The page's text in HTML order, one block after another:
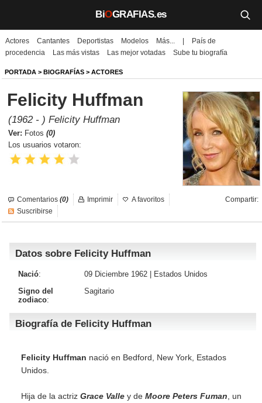
BiOGRAFIAS.es
Biografías
Películas
TV
Música
Un día como hoy
Galerías
Iniciar sesión
Actores Cantantes Deportistas Modelos Más...
País de
procedencia
Las más vistas Las mejor votadas Sube tu biografía
PORTADA > BIOGRAFÍAS > ACTORES
Felicity Huffman
(1962 - ) Felicity Huffman
Ver: Fotos (0)
Los usuarios votaron:
Comentarios (0) Compartir:
Imprimir
A favoritos
Suscribirse
Datos sobre Felicity Huffman
Nació: 09 Diciembre 1962 |
Estados Unidos
Signo del
zodiaco:
Sagitario
Biografía de Felicity Huffman
Felicity Huffman nació en Bedford, New York, Estados
Unidos.
Hija de la actriz Grace Valle y de Moore Peters Fuman , un